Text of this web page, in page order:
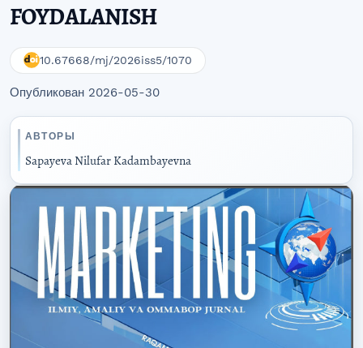
FOYDALANISH
10.67668/mj/2026iss5/1070
Опубликован 2026-05-30
АВТОРЫ
Sapayeva Nilufar Kadambayevna